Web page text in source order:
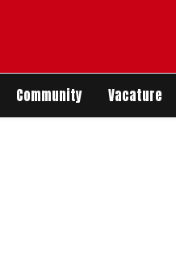
Community Vacature